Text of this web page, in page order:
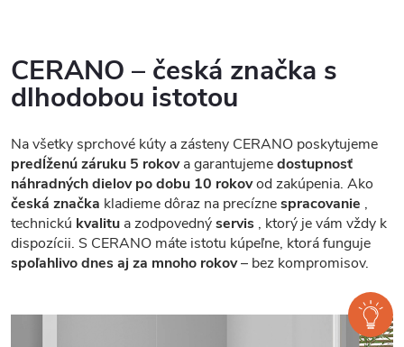
CERANO – česká značka s
dlhodobou istotou
Na všetky sprchové kúty a zásteny CERANO poskytujeme
predĺženú záruku 5 rokova garantujemedostupnosť
náhradných dielov po dobu 10 rokovod zakúpenia. Ako
česká značka kladieme dôraz na precíznespracovanie ,
technickú kvalitu a zodpovednýservis , ktorý je vám vždy k
dispozícii. S CERANO máte istotu kúpeľne, ktorá funguje
spoľahlivo dnes aj za mnoho rokov– bez kompromisov.